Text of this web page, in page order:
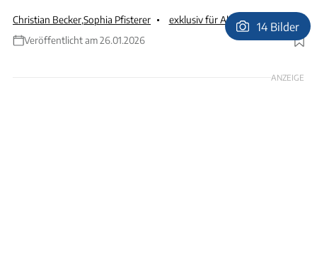
Christian Becker,Sophia Pfisterer
exklusiv für Abonnenten
Veröffentlicht am 26.01.2026
Foto: Friso Richter
14 Bilder
ANZEIGE